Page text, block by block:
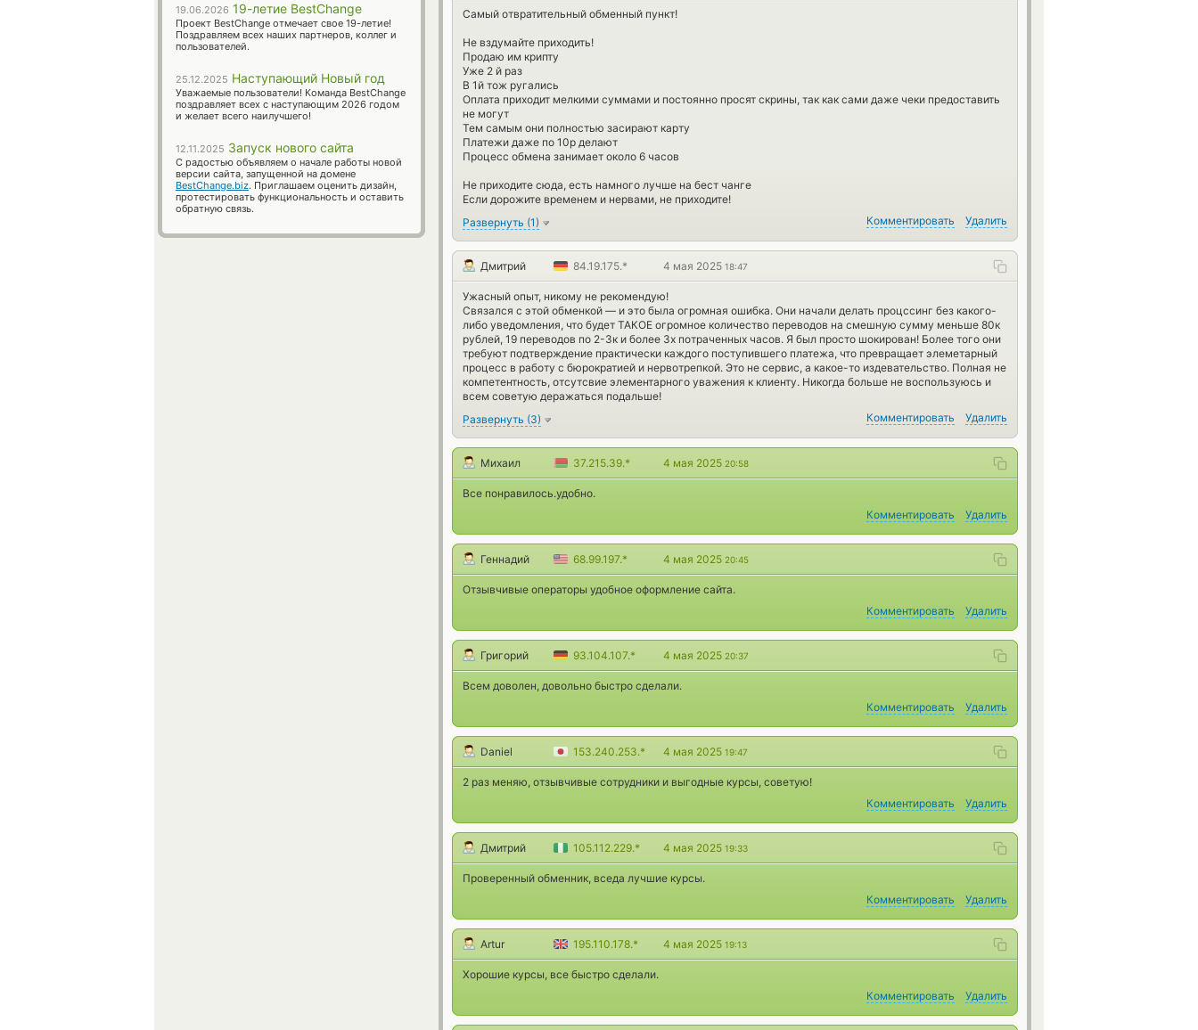
Самый отвратительный обменный пункт!
Не вздумайте приходить!
Продаю им крипту
Уже 2 й раз
В 1й тож ругались
Оплата приходит мелкими суммами и постоянно просят скрины, так как сами даже чеки предоставить
не могут
Тем самым они полностью засирают карту
Платежи даже по 10р делают
Процесс обмена занимает около 6 часов
Не приходите сюда, есть намного лучше на бест чанге
Если дорожите временем и нервами, не приходите!
Развернуть (1) Комментировать Удалить
Дмитрий 84.19.175.* 4 мая 2025 18:47
Ужасный опыт, никому не рекомендую!
Связался с этой обменкой — и это была огромная ошибка. Они начали делать процссинг без какого-
либо уведомления, что будет ТАКОЕ огромное количество переводов на смешную сумму меньше 80к
рублей, 19 переводов по 2-3к и более 3х потраченных часов. Я был просто шокирован! Более того они
требуют подтверждение практически каждого поступившего платежа, что превращает элеметарный
процесс в работу с бюрократией и нервотрепкой. Это не сервис, а какое-то издевательство. Полная не
компетентность, отсутсвие элементарного уважения к клиенту. Никогда больше не воспользуюсь и
всем советую деражаться подальше!
Развернуть (3) Комментировать Удалить
Михаил 37.215.39.* 4 мая 2025 20:58
Все понравилось.удобно.
Комментировать
Удалить
Геннадий 68.99.197.* 4 мая 2025 20:45
Отзывчивые операторы удобное оформление сайта.
Комментировать
Удалить
Григорий 93.104.107.* 4 мая 2025 20:37
Всем доволен, довольно быстро сделали.
Комментировать
Удалить
Daniel 153.240.253.* 4 мая 2025 19:47
2 раз меняю, отзывчивые сотрудники и выгодные курсы, советую!
Комментировать
Удалить
Дмитрий 105.112.229.* 4 мая 2025 19:33
Проверенный обменник, вседа лучшие курсы.
Комментировать
Удалить
Artur 195.110.178.* 4 мая 2025 19:13
Хорошие курсы, все быстро сделали.
Комментировать
Удалить
19.06.2026 19-летие BestChange
Проект BestChange отмечает свое 19-летие!
Поздравляем всех наших партнеров, коллег и
пользователей.
25.12.2025 Наступающий Новый год
Уважаемые пользователи! Команда BestChange
поздравляет всех с наступающим 2026 годом
и желает всего наилучшего!
12.11.2025 Запуск нового сайта
С радостью объявляем о начале работы новой
версии сайта, запущенной на домене
BestChange.biz. Приглашаем оценить дизайн,
протестировать функциональность и оставить
обратную связь.